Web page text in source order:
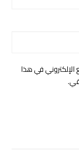
في هذا